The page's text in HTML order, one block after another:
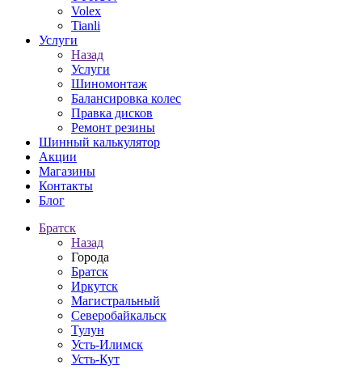
Volex
Tianli
Услуги
Назад
Услуги
Шиномонтаж
Балансировка колес
Правка дисков
Ремонт резины
Шинный калькулятор
Акции
Магазины
Контакты
Блог
Братск
Назад
Города
Братск
Иркутск
Магистральный
Северобайкальск
Тулун
Усть-Илимск
Усть-Кут